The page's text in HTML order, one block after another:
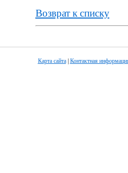
Возврат к списку
Карта сайта| Контактная